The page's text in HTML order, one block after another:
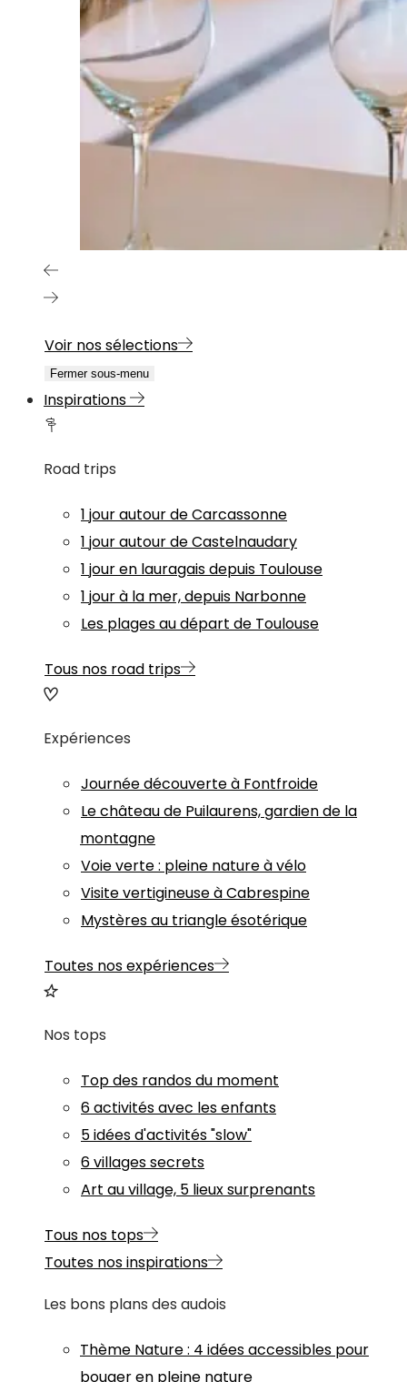
Voir nos sélections
Fermer sous-menu
Inspirations
Road trips
1 jour autour de Carcassonne
1 jour autour de Castelnaudary
1 jour en lauragais depuis Toulouse
1 jour à la mer, depuis Narbonne
Les plages au départ de Toulouse
Tous nos road trips
Expériences
Journée découverte à Fontfroide
Le château de Puilaurens, gardien de la
montagne
Voie verte : pleine nature à vélo
Visite vertigineuse à Cabrespine
Mystères au triangle ésotérique
Toutes nos expériences
Nos tops
Top des randos du moment
6 activités avec les enfants
5 idées d'activités "slow"
6 villages secrets
Art au village, 5 lieux surprenants
Tous nos tops
Toutes nos inspirations
Les bons plans des audois
Thème Nature: 4 idées accessibles pour
bouger en pleine nature